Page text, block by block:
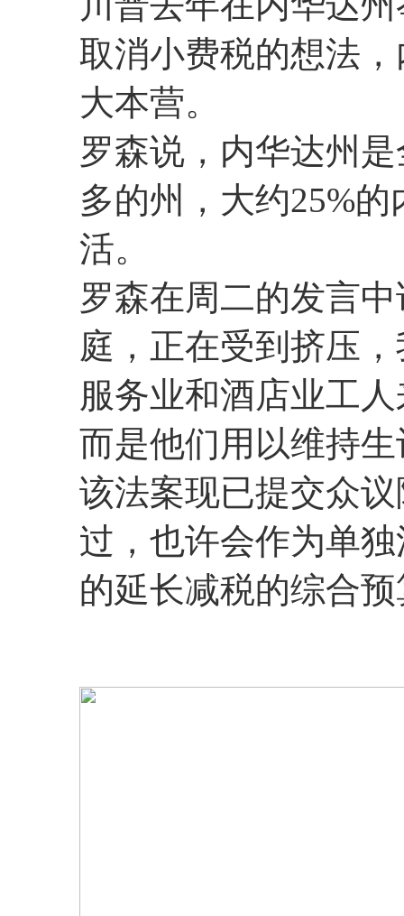
取消小费税的想法
大本营。
罗森说，内华达州
多的州，大约25%
活。
罗森在周二的发言
庭，正在受到挤压
服务业和酒店业工
而是他们用以维持
该法案现已提交众
过，也许会作为单
的延长减税的综合